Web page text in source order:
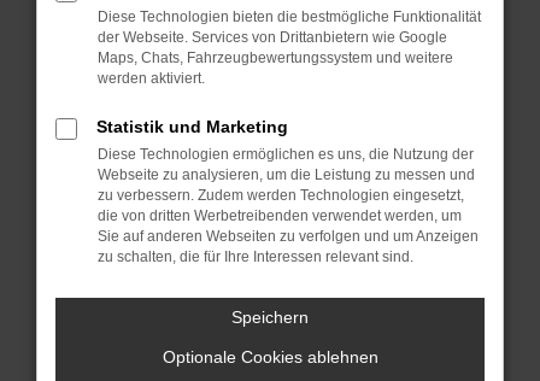
Starte dein Gerät neu.
Das kann manchmal helfen, vorübergehende
Probleme zu beheben.
Betriebssystem auf dem neuesten Stand
sind.
Veraltete Software birgt nicht nur ein
Sicherheitsrisiko, sondern kann auch dazu
führen, dass bestimmte Funktionen nicht mehr
unterstützt werden.
Wende dich an den Webseitenbetreiber.
Wenn du alle oben genannten Schritte versucht
hast, kontaktiere uns bitte. Wir werden
Diese Technologien bieten die bestmögliche Funktionalität
der Webseite. Services von Drittanbietern wie Google
Maps, Chats, Fahrzeugbewertungssystem und weitere
werden aktiviert.
Statistik und Marketing
Diese Technologien ermöglichen es uns, die Nutzung der
Webseite zu analysieren, um die Leistung zu messen und
zu verbessern. Zudem werden Technologien eingesetzt,
die von dritten Werbetreibenden verwendet werden, um
Sie auf anderen Webseiten zu verfolgen und um Anzeigen
zu schalten, die für Ihre Interessen relevant sind.
Speichern
Optionale Cookies ablehnen